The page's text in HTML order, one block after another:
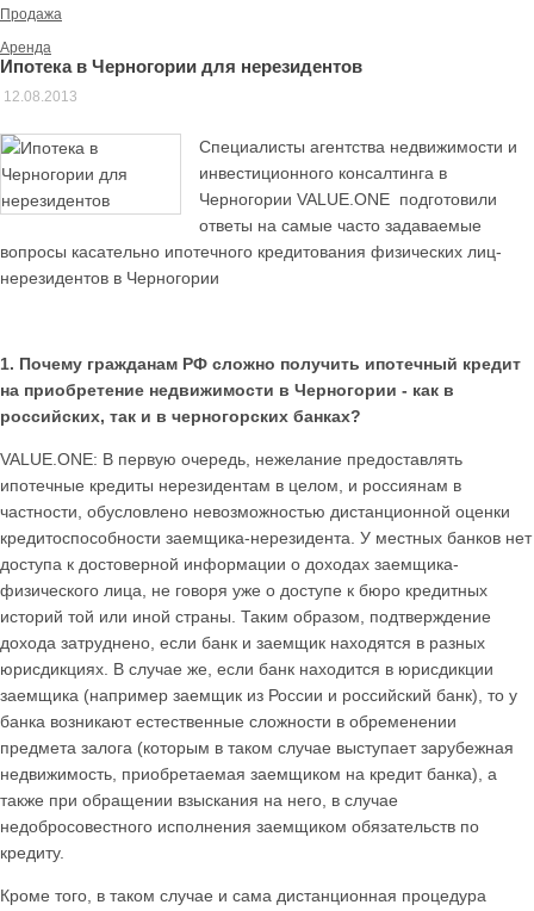
Продажа
Аренда
Ипотека в Черногории для нерезидентов
12.08.2013
Специалисты агентства недвижимости и
инвестиционного консалтинга в
Черногории VALUE.ONE подготовили
ответы на самые часто задаваемые
вопросы касательно ипотечного кредитования физических лиц-
нерезидентов в Черногории
1. Почему гражданам РФ сложно получить ипотечный кредит
на приобретение недвижимости в Черногории - как в
российских, так и в черногорских банках?
VALUE.ONE: В первую очередь, нежелание предоставлять
ипотечные кредиты нерезидентам в целом, и россиянам в
частности, обусловлено невозможностью дистанционной оценки
кредитоспособности заемщика-нерезидента. У местных банков нет
доступа к достоверной информации о доходах заемщика-
физического лица, не говоря уже о доступе к бюро кредитных
историй той или иной страны. Таким образом, подтверждение
дохода затруднено, если банк и заемщик находятся в разных
юрисдикциях. В случае же, если банк находится в юрисдикции
заемщика (например заемщик из России и российский банк), то у
банка возникают естественные сложности в обременении
предмета залога (которым в таком случае выступает зарубежная
недвижимость, приобретаемая заемщиком на кредит банка), а
также при обращении взыскания на него, в случае
недобросовестного исполнения заемщиком обязательств по
кредиту.
Кроме того, в таком случае и сама дистанционная процедура